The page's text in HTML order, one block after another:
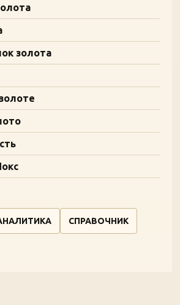
золота
СПРАВОЧНИК